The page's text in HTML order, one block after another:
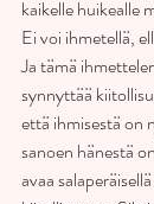
kaikelle huikealle
Ei voi ihmetellä,
Ja tämä
synnyttää
että ihmisestä on
sanoen hänestä
avaa